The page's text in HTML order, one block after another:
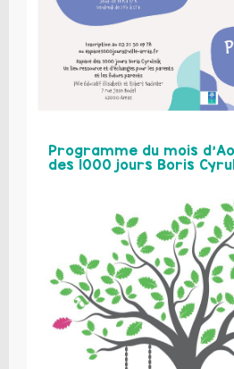
Programme du mois
des 1000 jours Boris